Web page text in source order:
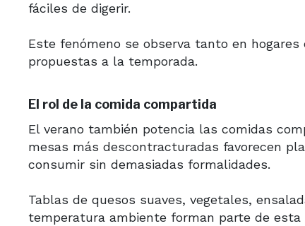
fáciles de digerir.
Este fenómeno se observa tanto en
propuestas a la temporada.
El rol de la comida compartida
El verano también potencia las comidas
mesas más descontracturadas favorecen
consumir sin demasiadas formalidades.
Tablas de quesos suaves, vegetales,
temperatura ambiente forman parte de esta